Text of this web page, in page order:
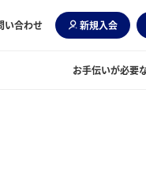
い合わせ 新規入会
お手伝いが必要